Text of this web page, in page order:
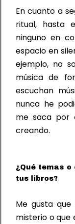
En cuanto a
ritual, hasta
ninguno en
espacio en
ejemplo, no
música de
escuchan
nunca he
me saca por
creando.
¿Qué temas
tus libros?
Me gusta
misterio o que